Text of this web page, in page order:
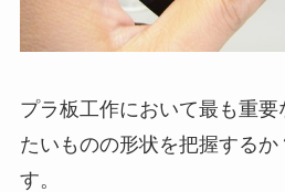
プラ板工作において最も重要
たいものの形状を把握する
す。